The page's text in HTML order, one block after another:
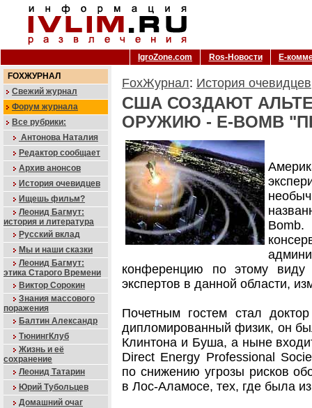
IgroZone.com Ros-Новости
Е-
FOXЖУРНАЛ
Свежий журнал
Форум журнала
Все рубрики:
Антонова Наталия
Редактор сообщает
Архив анонсов
История очевидцев
Ищешь фильм?
Леонид Багмут:
история и литература
Русский вклад
Мы и наши сказки
Леонид Багмут:
этика Старого Времени
Виктор Сорокин
Знания массового
поражения
Балтин Александр
ТюнингКлуб
Жизнь и её
сохранение
Леонид Татарин
Юрий Тубольцев
Домашний очаг
FoxЖурнал: История очевидцев
США СОЗДАЮТ
ОРУЖИЮ - E-BOMB
Bomb.
конференцию по этому
экспертов в данной области,
Почетным гостем стал
дипломированный физик, он
Клинтона и Буша, а ныне
Direct Energy Professional
по снижению угрозы рисков
в Лос-Аламосе, тех, где была